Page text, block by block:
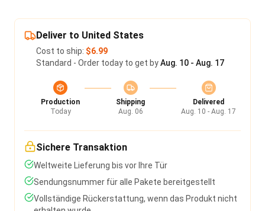
Deliver to United States
Cost to ship: $6.99
Standard - Order today to get byAug. 10 - Aug. 17
Production
Today
Shipping
Aug. 06
Delivered
Aug. 10 - Aug. 17
Sichere Transaktion
Weltweite Lieferung bis vor Ihre Tür
Sendungsnummer für alle Pakete bereitgestellt
Vollständige Rückerstattung, wenn das Produkt nicht